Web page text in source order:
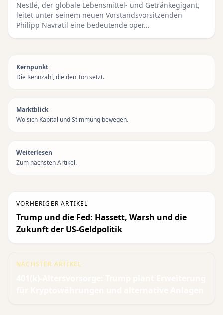
Nestlé, der globale Lebensmittel- und Getränkegigant,
leitet unter seinem neuen Vorstandsvorsitzenden
Philipp Navratil eine bedeutende oper…
Kernpunkt
Die Kennzahl, die den Ton setzt.
Marktblick
Wo sich Kapital und Stimmung bewegen.
Weiterlesen
Zum nächsten Artikel.
VORHERIGER ARTIKEL
Trump und die Fed: Hassett, Warsh und die
Zukunft der US-Geldpolitik
NÄCHSTER ARTIKEL